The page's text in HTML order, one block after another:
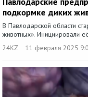
подкормке диких
В Павлодарской области
животных». Инициировали
24KZ
11 февраля 2025